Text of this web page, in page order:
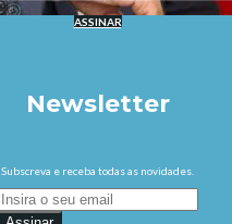
ASSINAR
Newsletter
Subscreva e receba todas as novidades.